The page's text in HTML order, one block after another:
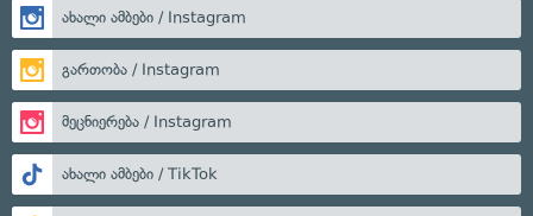
ახალი ამბები / Instagram
გართობა / Instagram
მეცნიერება / Instagram
ახალი ამბები / TikTok